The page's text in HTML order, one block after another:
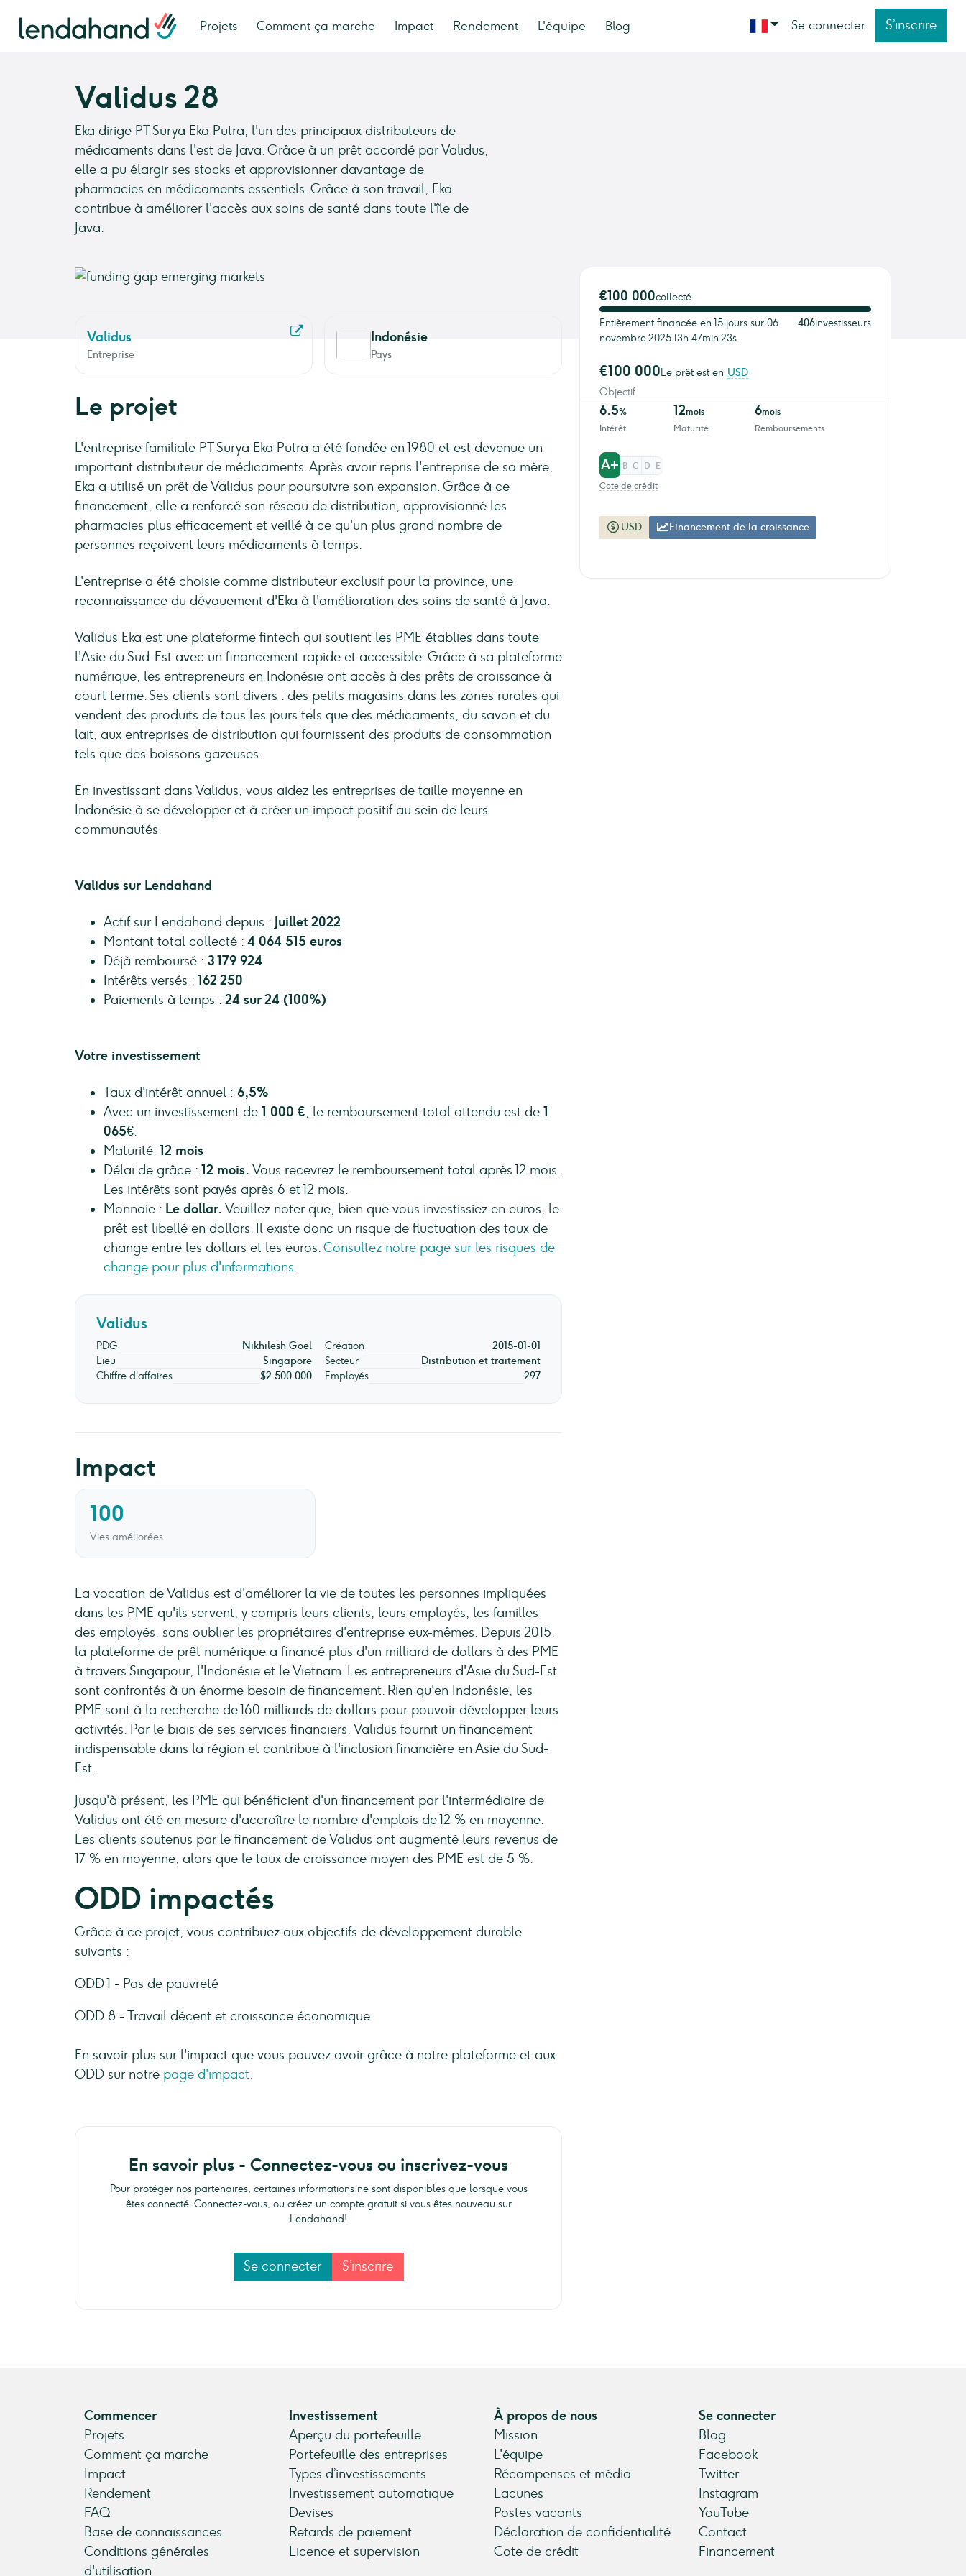
Projets Comment ça marche Impact Rendement L'équipe Blog Se connecter S’inscrire
Validus 28
Eka dirige PT Surya Eka Putra, l'un des principaux distributeurs de
médicaments dans l'est de Java. Grâce à un prêt accordé par Validus,
elle a pu élargir ses stocks et approvisionner davantage de
pharmacies en médicaments essentiels. Grâce à son travail, Eka
contribue à améliorer l'accès aux soins de santé dans toute l'île de
Java.
Validus
Entreprise
Indonésie
Pays
Le projet
L'entreprise familiale PT Surya Eka Putra a été fondée en 1980 et est devenue un
important distributeur de médicaments. Après avoir repris l'entreprise de sa mère,
Eka a utilisé un prêt de Validus pour poursuivre son expansion. Grâce à ce
financement, elle a renforcé son réseau de distribution, approvisionné les
pharmacies plus efficacement et veillé à ce qu'un plus grand nombre de
personnes reçoivent leurs médicaments à temps.
L'entreprise a été choisie comme distributeur exclusif pour la province, une
reconnaissance du dévouement d'Eka à l'amélioration des soins de santé à Java.
Validus Eka est une plateforme fintech qui soutient les PME établies dans toute
l'Asie du Sud-Est avec un financement rapide et accessible. Grâce à sa plateforme
numérique, les entrepreneurs en Indonésie ont accès à des prêts de croissance à
court terme. Ses clients sont divers : des petits magasins dans les zones rurales qui
vendent des produits de tous les jours tels que des médicaments, du savon et du
lait, aux entreprises de distribution qui fournissent des produits de consommation
tels que des boissons gazeuses.
En investissant dans Validus, vous aidez les entreprises de taille moyenne en
Indonésie à se développer et à créer un impact positif au sein de leurs
communautés.
Validus sur Lendahand
Actif sur Lendahand depuis : Juillet 2022
Montant total collecté : 4 064 515 euros
Déjà remboursé : 3 179 924
Intérêts versés : 162 250
Paiements à temps : 24 sur 24 (100%)
Votre investissement
Taux d'intérêt annuel : 6,5%
Avec un investissement de 1 000 €, le remboursement total attendu est de 1
065€.
Maturité: 12 mois
Délai de grâce : 12 mois. Vous recevrez le remboursement total après 12 mois.
Les intérêts sont payés après 6 et 12 mois.
Monnaie : Le dollar. Veuillez noter que, bien que vous investissiez en euros, le
prêt est libellé en dollars. Il existe donc un risque de fluctuation des taux de
change entre les dollars et les euros.Consultez notre page sur les risques de
change pour plus d'informations.
Validus
PDG Nikhilesh Goel Création
2015-01-01
Lieu
Singapore Secteur
Distribution et traitement
Chiffre d'affaires
$2 500 000 Employés 297
€100 000collecté
Entièrement financée en 15 jours sur 06
novembre 2025 13h 47min 23s.
406investisseurs
€100 000Le prêt est en USD
Objectif
6.5%
Intérêt
12mois
Maturité
6mois
Remboursements
A+ B C D
E
Cote de crédit
USD Financement de la croissance
Impact
100
Vies améliorées
La vocation de Validus est d'améliorer la vie de toutes les personnes impliquées
dans les PME qu'ils servent, y compris leurs clients, leurs employés, les familles
des employés, sans oublier les propriétaires d'entreprise eux-mêmes. Depuis 2015,
la plateforme de prêt numérique a financé plus d'un milliard de dollars à des PME
à travers Singapour, l'Indonésie et le Vietnam. Les entrepreneurs d'Asie du Sud-Est
sont confrontés à un énorme besoin de financement. Rien qu'en Indonésie, les
PME sont à la recherche de 160 milliards de dollars pour pouvoir développer leurs
activités. Par le biais de ses services financiers, Validus fournit un financement
indispensable dans la région et contribue à l'inclusion financière en Asie du Sud-
Est.
Jusqu'à présent, les PME qui bénéficient d'un financement par l'intermédiaire de
Validus ont été en mesure d'accroître le nombre d'emplois de 12 % en moyenne.
Les clients soutenus par le financement de Validus ont augmenté leurs revenus de
17 % en moyenne, alors que le taux de croissance moyen des PME est de 5 %.
ODD impactés
Grâce à ce projet, vous contribuez aux objectifs de développement durable
suivants :
ODD 1 - Pas de pauvreté
ODD 8 - Travail décent et croissance économique
En savoir plus sur l'impact que vous pouvez avoir grâce à notre plateforme et aux
ODD sur notre page d'impact.
En savoir plus - Connectez-vous ou inscrivez-vous
Pour protéger nos partenaires, certaines informations ne sont disponibles que lorsque vous
êtes connecté. Connectez-vous, ou créez un compte gratuit si vous êtes nouveau sur
Lendahand!
Se connecter S’inscrire
Commencer
Projets
Comment ça marche
Impact
Rendement
FAQ
Base de connaissances
Conditions générales
d'utilisation
Investissement
Aperçu du portefeuille
Portefeuille des entreprises
Types d’investissements
Investissement automatique
Devises
Retards de paiement
Licence et supervision
À propos de nous
Mission
L'équipe
Récompenses et média
Lacunes
Postes vacants
Déclaration de confidentialité
Cote de crédit
Se connecter
Blog
Facebook
Twitter
Instagram
YouTube
Contact
Financement